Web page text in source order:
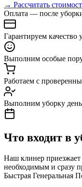
→ Рассчитать
Оплата — после
Гарантируем качество
Выполним особые
Работаем с
Выполним уборку
Что входит в
Наш клинер приезжает
необходимым и сразу
Быстрая Генеральная